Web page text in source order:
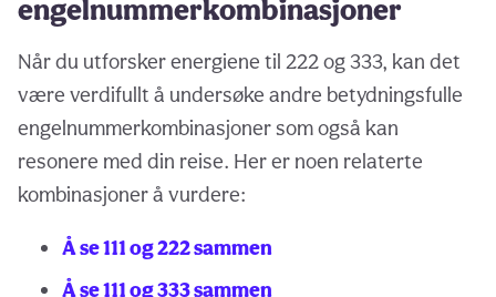
engelnummerkombinasjoner
Når du utforsker energiene til 222 og 333, kan det
være verdifullt å undersøke andre betydningsfulle
engelnummerkombinasjoner som også kan
resonere med din reise. Her er noen relaterte
kombinasjoner å vurdere:
Å se 111 og 222 sammen
Å se 111 og 333 sammen